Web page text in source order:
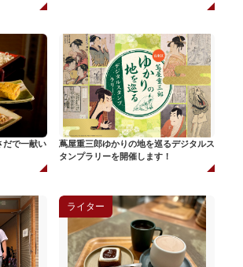
だで一献い
蔦屋重三郎ゆかりの地を巡るデジタルス
タンプラリーを開催します！
ライター